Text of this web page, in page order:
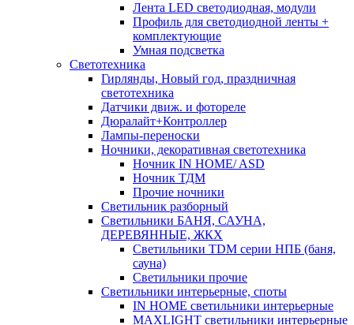
Лента LED светодиодная, модули
Профиль для светодиодной ленты +
комплектующие
Умная подсветка
Светотехника
Гирлянды, Новый год, праздничная
светотехника
Датчики движ. и фотореле
Дюралайт+Контроллер
Лампы-переноски
Ночники, декоративная светотехника
Ночник IN HOME/ ASD
Ночник ТДМ
Прочие ночники
Светильник разборный
Светильники БАНЯ, САУНА,
ДЕРЕВЯННЫЕ, ЖКХ
Светильники TDM серии НПБ (баня,
сауна)
Светильники прочие
Светильники интерьерные, споты
IN HOME светильники интерьерные
MAXLIGHT светильники интерьерные